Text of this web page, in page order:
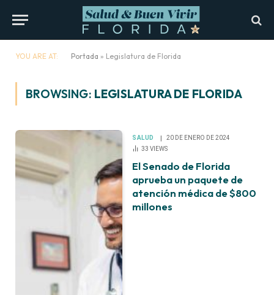
YOU ARE AT: Portada » Legislatura de Florida
BROWSING: LEGISLATURA DE FLORIDA
SALUD
20 DE ENERO DE 2024
33VIEWS
El Senado de Florida
aprueba un paquete de
atención médica de $800
millones